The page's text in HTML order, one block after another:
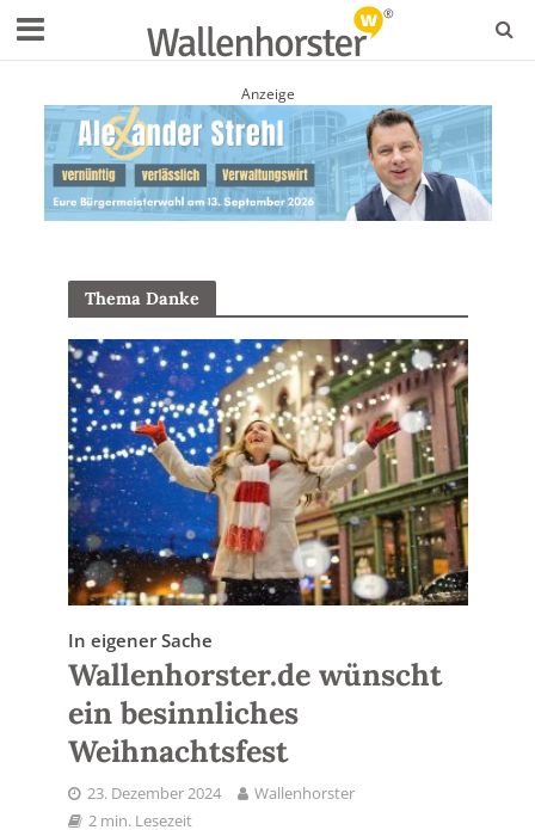
Anzeige
Thema Danke
In eigener Sache
Wallenhorster.de wünscht
ein besinnliches
Weihnachtsfest
23. Dezember 2024
Wallenhorster
2 min. Lesezeit